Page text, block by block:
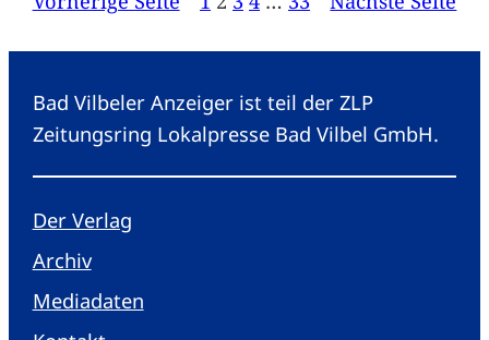
Bad Vilbeler Anzeiger ist teil der ZLP
Zeitungsring Lokalpresse Bad Vilbel GmbH.
Der Verlag
Archiv
Mediadaten